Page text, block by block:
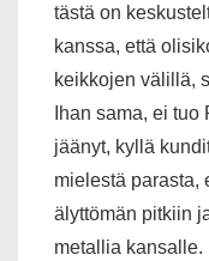
tästä on
kanssa, että
keikkojen välillä,
Ihan sama, ei
jäänyt, kyllä
mielestä parasta,
älyttömän pitkiin
metallia kansalle.